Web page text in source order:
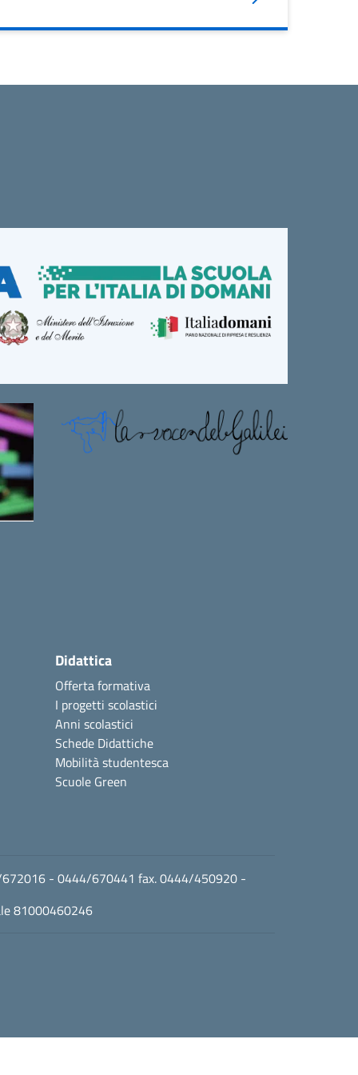
Didattica
Offerta formativa
I progetti scolastici
Anni scolastici
Schede Didattiche
Mobilità studentesca
Scuole Green
672016 - 0444/670441 fax. 0444/450920 -
81000460246